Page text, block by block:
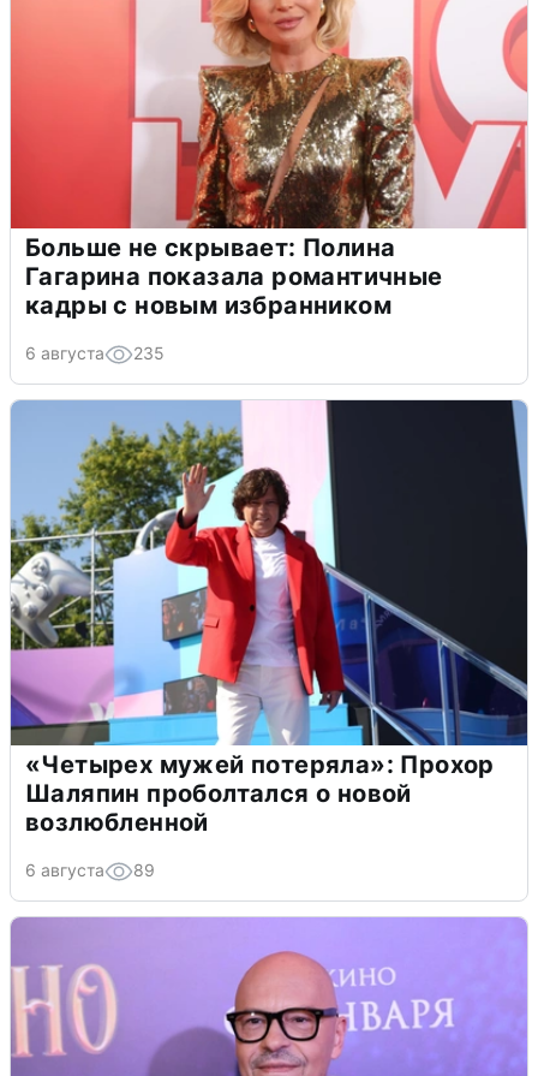
Больше не скрывает: Полина
Гагарина показала романтичные
кадры с новым избранником
6 августа 235
«Четырех мужей потеряла»: Прохор
Шаляпин проболтался о новой
возлюбленной
6 августа 89